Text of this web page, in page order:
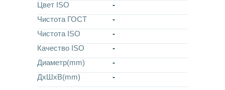
Цвет ISO
-
Чистота ГОСТ
-
Чистота ISO
-
Качество ISO
-
Диаметр(mm)
-
ДхШхВ(mm)
-